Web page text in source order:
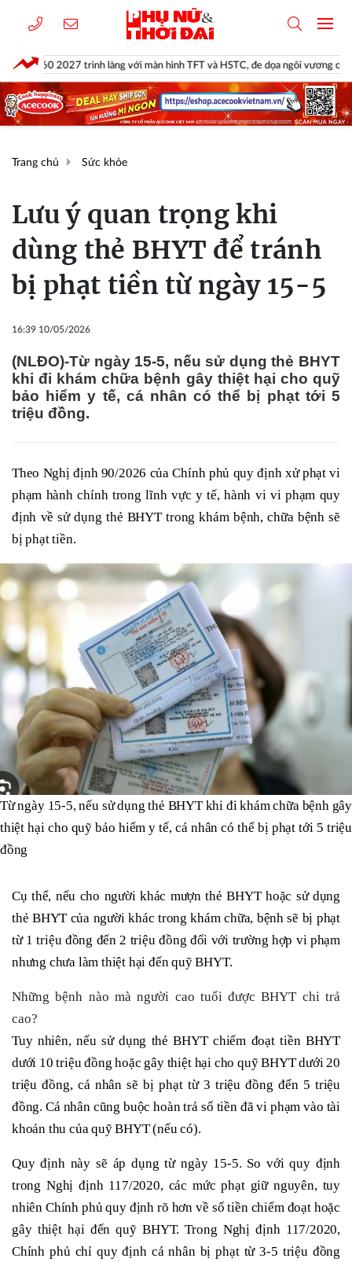
trình làng với màn hình TFT và HSTC, đe dọa ngôi vương của Yamaha
Trang chủ Sức khỏe
Lưu ý quan trọng khi
dùng thẻ BHYT để tránh
bị phạt tiền từ ngày 15-5
16:39 10/05/2026
(NLĐO)-Từ ngày 15-5, nếu sử dụng thẻ BHYT
khi đi khám chữa bệnh gây thiệt hại cho quỹ
bảo hiểm y tế, cá nhân có thể bị phạt tới 5
triệu đồng.
Theo Nghị định 90/2026 của Chính phủ quy định xử phạt vi
phạm hành chính trong lĩnh vực y tế, hành vi vi phạm quy
định về sử dụng thẻ BHYT trong khám bệnh, chữa bệnh sẽ
bị phạt tiền.
Từ ngày 15-5, nếu sử dụng thẻ BHYT khi đi khám chữa bệnh gây
thiệt hại cho quỹ bảo hiểm y tế, cá nhân có thể bị phạt tới 5 triệu
đồng
Cụ thể, nếu cho người khác mượn thẻ BHYT hoặc sử dụng
thẻ BHYT của người khác trong khám chữa, bệnh sẽ bị phạt
từ 1 triệu đồng đến 2 triệu đồng đối với trường hợp vi phạm
nhưng chưa làm thiệt hại đến quỹ BHYT.
Những bệnh nào mà người cao tuổi được BHYT chi trả
cao?
Tuy nhiên, nếu sử dụng thẻ BHYT chiếm đoạt tiền BHYT
dưới 10 triệu đồng hoặc gây thiệt hại cho quỹ BHYT dưới 20
triệu đồng, cá nhân sẽ bị phạt từ 3 triệu đồng đến 5 triệu
đồng. Cá nhân cũng buộc hoàn trả số tiền đã vi phạm vào tài
khoản thu của quỹ BHYT (nếu có).
Quy định này sẽ áp dụng từ ngày 15-5. So với quy định
trong Nghị định 117/2020, các mức phạt giữ nguyên, tuy
nhiên Chính phủ quy định rõ hơn về số tiền chiếm đoạt hoặc
gây thiệt hại đến quỹ BHYT. Trong Nghị định 117/2020,
Chính phủ chỉ quy định cá nhân bị phạt từ 3-5 triệu đồng